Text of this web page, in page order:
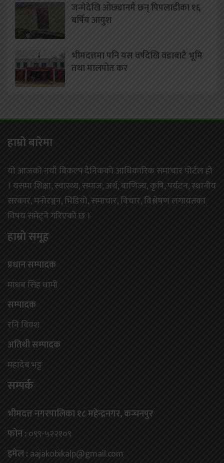
जन्मेदेखि ओछ्यानमै छन् पिपलाडीका १६
बर्षिय आयुश
भीमदत्तमा पनि यस वर्षदेखि वडाबाटै भूमि
तथा मालपोत कर
हाम्राे बारेमा
यो आजको नयाँ विकल्प दैनिकको आधिकारिक समाचार पोर्टल हो
। यसमा शिक्षा, स्वास्थ्य, समाज, अर्थ, बाणिज्य, कृषि, पर्यटन, स्थानीय
सरकार, मनोरञ्जन, भिडियो, समाचार, विचार, विश्लेषण लगायतका
विषय समेट्ने गरिएको छ ।
हाम्राे समूह
प्रधान सम्पादक
माधब सिंह धामी
सम्पादक
रनि विवश
अतिथी सम्पादक
महादेब भट्ट
सम्पर्क
भीमदत्त नगरपालिका १८ महेन्द्रनगर, कन्चनपुर
फोन : ०९९-५२२१०९
इमेल : aajakobikalp@gmail.com